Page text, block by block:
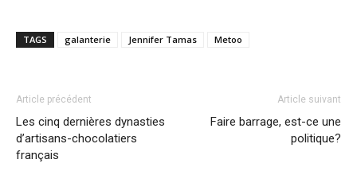
TAGS galanterie Jennifer Tamas Metoo
Article précédent
Les cinq dernières dynasties
d’artisans-chocolatiers
français
Article suivant
Faire barrage, est-ce une
politique?